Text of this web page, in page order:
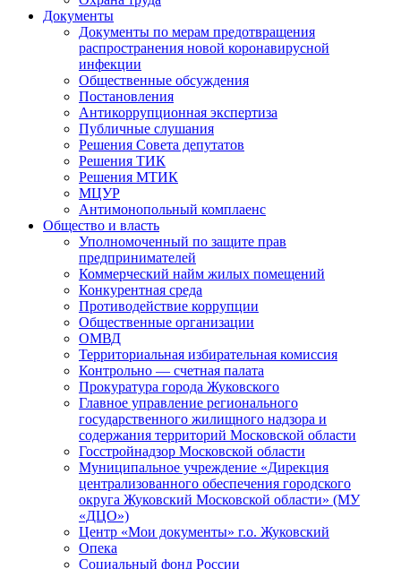
Документы
Документы по мерам предотвращения
распространения новой коронавирусной
инфекции
Общественные обсуждения
Постановления
Антикоррупционная экспертиза
Публичные слушания
Решения Совета депутатов
Решения ТИК
Решения МТИК
МЦУР
Антимонопольный комплаенс
Общество и власть
Уполномоченный по защите прав
предпринимателей
Коммерческий найм жилых помещений
Конкурентная среда
Противодействие коррупции
Общественные организации
ОМВД
Территориальная избирательная комиссия
Контрольно — счетная палата
Прокуратура города Жуковского
Главное управление регионального
государственного жилищного надзора и
содержания территорий Московской области
Госстройнадзор Московской области
Муниципальное учреждение «Дирекция
централизованного обеспечения городского
округа Жуковский Московской области» (МУ
«ДЦО»)
Центр «Мои документы» г.о. Жуковский
Опека
Социальный фонд России